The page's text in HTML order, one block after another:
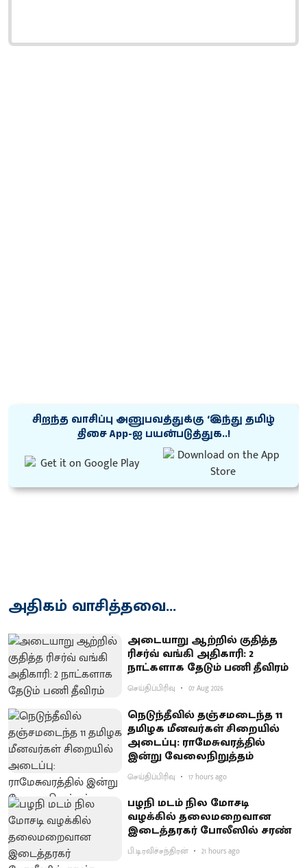
சிறந்த வாசிப்பு அனுபவத்துக்கு ‘இந்து தமிழ்
திசை App-ஐ பயன்படுத்துக..!
அதிகம் வாசித்தவை...
அடையாறு ஆற்றில் குதித்த
ரிசர்வ் வங்கி அதிகாரி: 2
நாட்களாக தேடும் பணி தீவிரம்
செய்திப்பிரிவு 07 Aug 2026
நெடுந்தீவில் தஞ்சமடைந்த 11
தமிழக மீனவர்கள் சிறையில்
அடைப்பு: ராமேசுவரத்தில்
இன்று வேலைநிறுத்தம்
செய்திப்பிரிவு 17 hours ago
பழநி மடம் நில மோசடி
வழக்கில் தலைமறைவான
இடைத்தரகர் போலீஸில் சரண்
பி.டி.ரவிச்சந்திரன் 21 hours ago